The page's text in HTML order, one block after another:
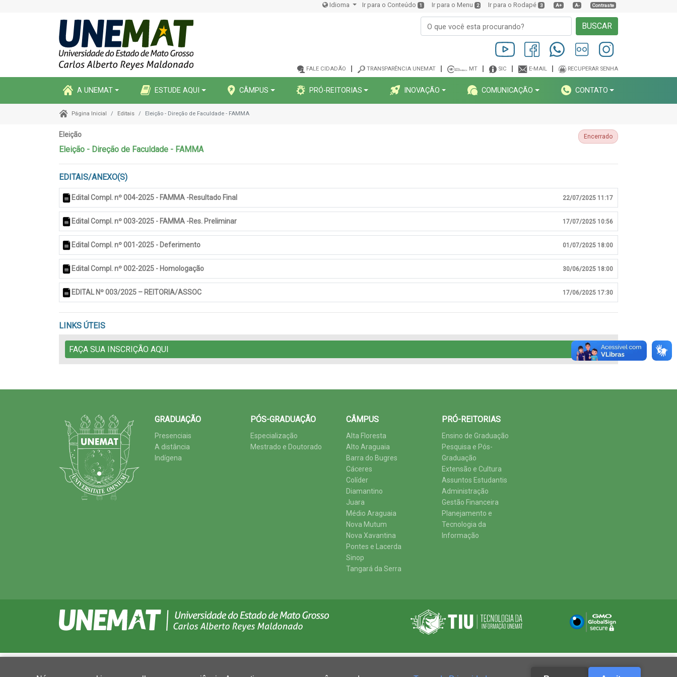
Idioma Ir para o Conteúdo 1 Ir para o Menu 2 Ir para o Rodapé 3 A+ A- Contraste
BUSCAR
FALE CIDADÃO TRANSPARÊNCIA UNEMAT MT SIC E-MAIL RECUPERAR SENHA
A UNEMAT ESTUDE AQUI CÂMPUS PRÓ-REITORIAS INOVAÇÃO COMUNICAÇÃO CONTATO
Página Inicial Editais Eleição - Direção de Faculdade - FAMMA
Eleição Encerrado
Eleição - Direção de Faculdade - FAMMA
EDITAIS/ANEXO(S)
Edital Compl. nº 004-2025 - FAMMA -Resultado Final 22/07/2025 11:17
Edital Compl. nº 003-2025 - FAMMA -Res. Preliminar 17/07/2025 10:56
Edital Compl. nº 001-2025 - Deferimento 01/07/2025 18:00
Edital Compl. nº 002-2025 - Homologação 30/06/2025 18:00
EDITAL Nº 003/2025 – REITORIA/ASSOC 17/06/2025 17:30
LINKS ÚTEIS
FAÇA SUA INSCRIÇÃO AQUI
GRADUAÇÃO
Presenciais
A distância
Indígena
PÓS-GRADUAÇÃO
Especialização
Mestrado e Doutorado
CÂMPUS
Alta Floresta
Alto Araguaia
Barra do Bugres
Cáceres
Colíder
Diamantino
Juara
Médio Araguaia
Nova Mutum
Nova Xavantina
Pontes e Lacerda
Sinop
Tangará da Serra
PRÓ-REITORIAS
Ensino de Graduação
Pesquisa e Pós-
Graduação
Extensão e Cultura
Assuntos Estudantis
Administração
Gestão Financeira
Planejamento e
Tecnologia da
Informação